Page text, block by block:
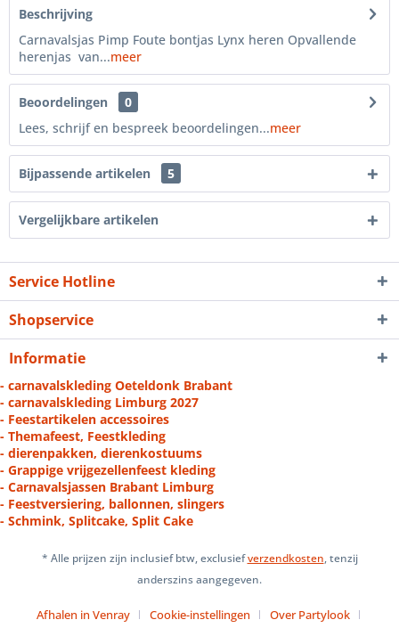
Beschrijving
Carnavalsjas Pimp Foute bontjas Lynx heren Opvallende
herenjas van...meer
Beoordelingen
0
Lees, schrijf en bespreek beoordelingen...meer
Bijpassende artikelen 5
Vergelijkbare artikelen
Service Hotline
Shopservice
Informatie
- carnavalskleding Oeteldonk Brabant
- carnavalskleding Limburg 2027
- Feestartikelen accessoires
- Themafeest, Feestkleding
- dierenpakken, dierenkostuums
- Grappige vrijgezellenfeest kleding
- Carnavalsjassen Brabant Limburg
- Feestversiering, ballonnen, slingers
- Schmink, Splitcake, Split Cake
* Alle prijzen zijn inclusief btw, exclusiefverzendkosten, tenzij
anderszins aangegeven.
Afhalen in Venray Cookie-instellingen Over Partylook